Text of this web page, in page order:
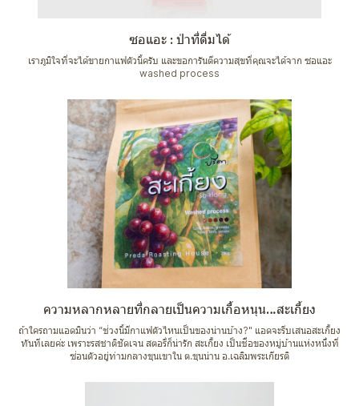
ซอแอะ : ป่าที่ดื่มได้
เราภูมิใจที่จะได้ขายกาแฟตัวนี้ครับ และขอการันตีความสุขที่คุณจะได้จาก ซอแอะ
washed process
ความหลากหลายที่กลายเป็นความเกื้อหนุน…สะเกี้ยง
ถ้าใครถามแอดมินว่า “ช่วงนี้มีกาแฟตัวไหนเป็นของน่านบ้าง?" แอดจะรีบเสนอสะเกี้ยง
ทันทีเลยค่ะ เพราะรสชาติชัดเจน สตอรี่ก็น่ารัก สะเกี้ยง เป็นชื่อของหมู่บ้านแห่งหนึ่งที่
ซ่อนตัวอยู่ท่ามกลางขุนเขาใน ต.ขุนน่าน อ.เฉลิมพระเกียรติ